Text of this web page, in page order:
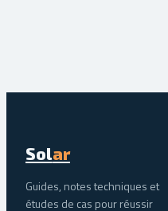
Solar
Guides, notes techniques et
études de cas pour réussir